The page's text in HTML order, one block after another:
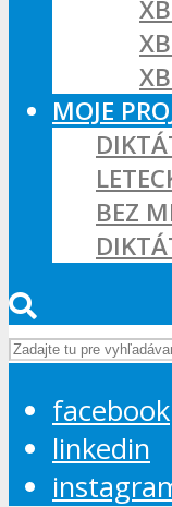
MOJE
BEZ
facebook
linkedin